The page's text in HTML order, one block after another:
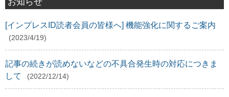
[インプレスID読者会員の皆様へ] 機能強化に関するご案内
(2023/4/19)
記事の続きが読めないなどの不具合発生時の対応につきま
して
(2022/12/14)